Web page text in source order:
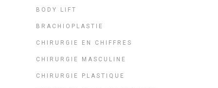
BODY LIFT
BRACHIOPLASTIE
CHIRURGIE EN CHIFFRES
CHIRURGIE MASCULINE
CHIRURGIE PLASTIQUE